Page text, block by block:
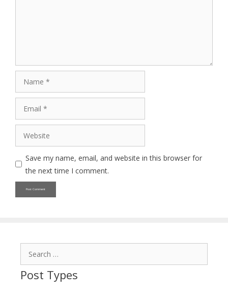
Save my name, email, and website in this browser for
the next time I comment.
Post Types